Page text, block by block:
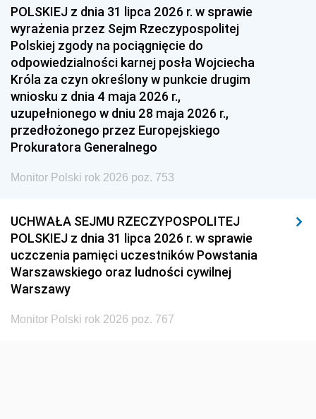
1951 1950 1949
1948 1947
1939 1938 1937
1936 1930
POLSKIEJ z dnia 31 lipca 2026 r. w sprawie
wyrażenia przez Sejm Rzeczypospolitej
Polskiej zgody na pociągnięcie do
odpowiedzialności karnej posła Wojciecha
Króla za czyn określony w punkcie drugim
wniosku z dnia 4 maja 2026 r.,
uzupełnionego w dniu 28 maja 2026 r.,
przedłożonego przez Europejskiego
Prokuratora Generalnego
Monitor Polski rok 2026 poz. 753
UCHWAŁA SEJMU RZECZYPOSPOLITEJ
POLSKIEJ z dnia 31 lipca 2026 r. w sprawie
uczczenia pamięci uczestników Powstania
Warszawskiego oraz ludności cywilnej
Warszawy
Monitor Polski rok 2026 poz. 767